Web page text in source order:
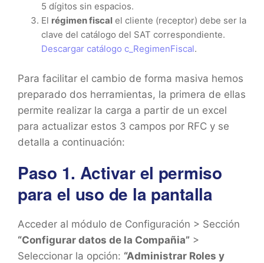
5 dígitos sin espacios.
El régimen fiscal el cliente (receptor) debe ser la
clave del catálogo del SAT correspondiente.
Descargar catálogo c_RegimenFiscal.
Para facilitar el cambio de forma masiva hemos
preparado dos herramientas, la primera de ellas
permite realizar la carga a partir de un excel
para actualizar estos 3 campos por RFC y se
detalla a continuación:
Paso 1. Activar el permiso
para el uso de la pantalla
Acceder al módulo de Configuración > Sección
“Configurar datos de la Compañia” >
Seleccionar la opción: “Administrar Roles y